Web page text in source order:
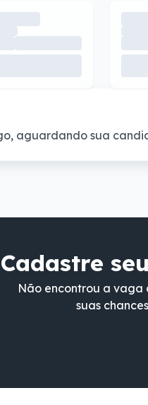
aguardando sua
Cadastre
Não encontrou a vaga
suas